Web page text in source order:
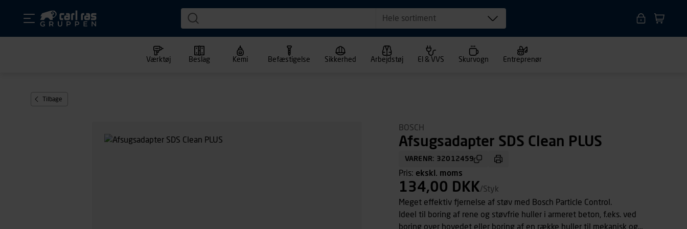
Hele sortiment
Værktøj Beslag Kemi Befæstigelse Sikkerhed Arbejdstøj El & VVS Skurvogn Entreprenør
Tilbage
BOSCH
Afsugsadapter SDS Clean PLUS
VARENR: 32012459
Pris: ekskl. moms
134,00 DKK/Styk
Meget effektiv fjernelse af støv med Bosch Particle Control.
Ideel til boring af rene og støvfrie huller i armeret beton, f.eks. ved
boring over hovedet eller boring af en række huller til mekanisk og